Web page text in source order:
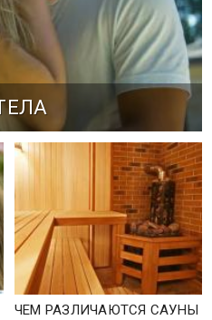
ЧЕМ РАЗЛИЧАЮТСЯ САУНЫ